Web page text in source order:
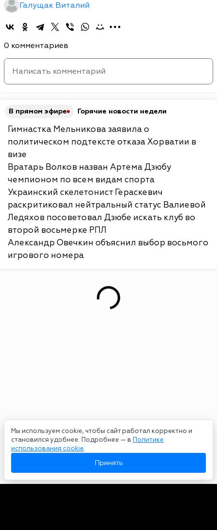
Мы используем cookie, чтобы сайт работал корректно и
становился удобнее. Подробнее — в Политике
использования cookie.
Принять
Галущак Виталий
0 комментариев
В прямом эфире Горячие новости недели
Гимнастка Мельникова заявила о
политическом подтексте отказа Хорватии в
визе
Вратарь Волков назван Артема Дзюбу
чемпионом по всем видам спорта
Украинский скелетонист Гераскевич
раскритиковал нейтральный статус Валиевой
Ледяхов посоветовал Дзюбе искать клуб во
второй восьмерке РПЛ
Александр Овечкин объяснил выбор восьмого
игрового номера